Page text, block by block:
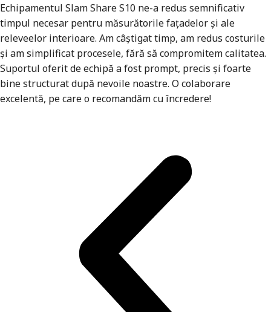
Echipamentul Slam Share S10 ne-a redus semnificativ
timpul necesar pentru măsurătorile fațadelor și ale
releveelor interioare. Am câștigat timp, am redus costurile
și am simplificat procesele, fără să compromitem calitatea.
Suportul oferit de echipă a fost prompt, precis și foarte
bine structurat după nevoile noastre. O colaborare
excelentă, pe care o recomandăm cu încredere!